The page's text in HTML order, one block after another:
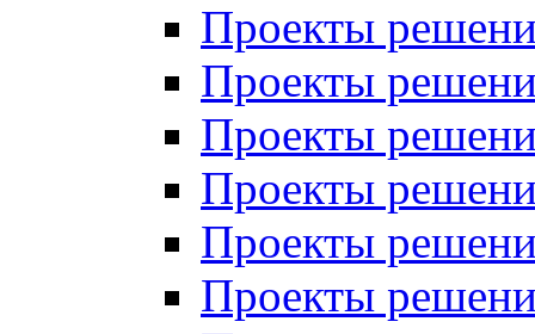
Проекты
Проекты
Проекты
Проекты
Проекты
Проекты